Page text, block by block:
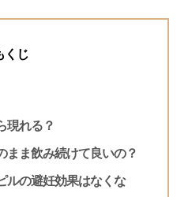
くじ
現れる？
まま飲み続けて良いの？
ルの避妊効果はなくな